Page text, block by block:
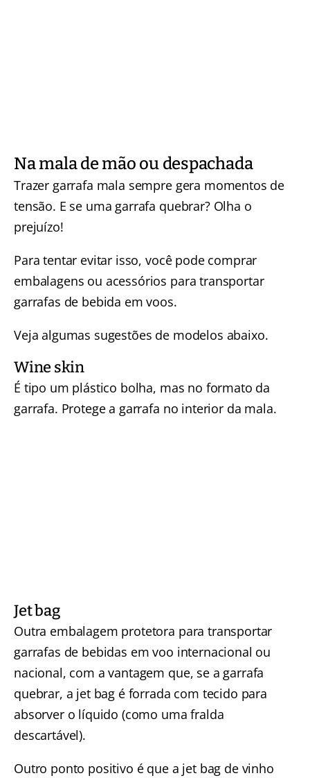
Na mala de mão ou despachada
Trazer garrafa mala sempre gera momentos de
tensão. E se uma garrafa quebrar? Olha o
prejuízo!
Para tentar evitar isso, você pode comprar
embalagens ou acessórios para transportar
garrafas de bebida em voos.
Veja algumas sugestões de modelos abaixo.
Wine skin
É tipo um plástico bolha, mas no formato da
garrafa. Protege a garrafa no interior da mala.
Jet bag
Outra embalagem protetora para transportar
garrafas de bebidas em voo internacional ou
nacional, com a vantagem que, se a garrafa
quebrar, a jet bag é forrada com tecido para
absorver o líquido (como uma fralda
descartável).
Outro ponto positivo é que a jet bag de vinho